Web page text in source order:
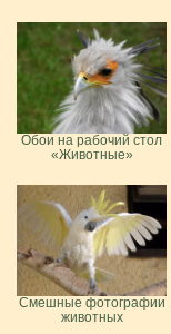
Обои на рабочий стол
«Животные»
Смешные фотографии
животных